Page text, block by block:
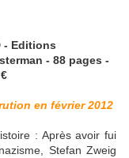
- Editions
- 88 pages -
en février 2012
: Après avoir fui
Stefan Zweig